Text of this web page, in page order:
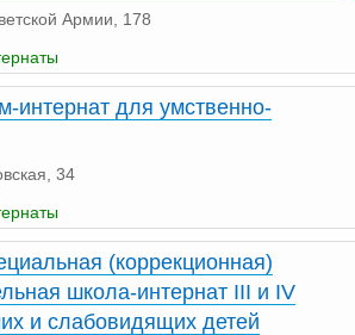
Армии, 178
интернат для умственно-
34
(коррекционная)
школа-интернат III и IV
и слабовидящих детей